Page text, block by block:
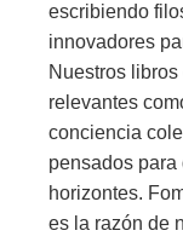
escribiendo
innovadores
Nuestros
relevantes
conciencia
pensados
horizontes.
es la razón de